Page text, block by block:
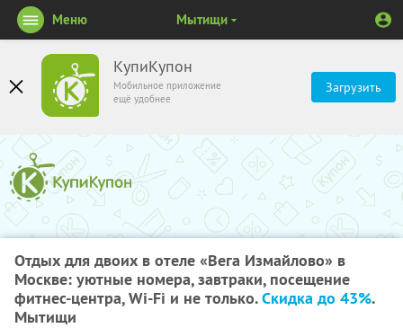
КупиКупон
Мобильное приложение
ещё удобнее
Загрузить
Меню Мытищи
Отдых для двоих в отеле «Вега Измайлово» в
Москве: уютные номера, завтраки, посещение
фитнес-центра, Wi-Fi и не только.Скидка до 43%.
Мытищи